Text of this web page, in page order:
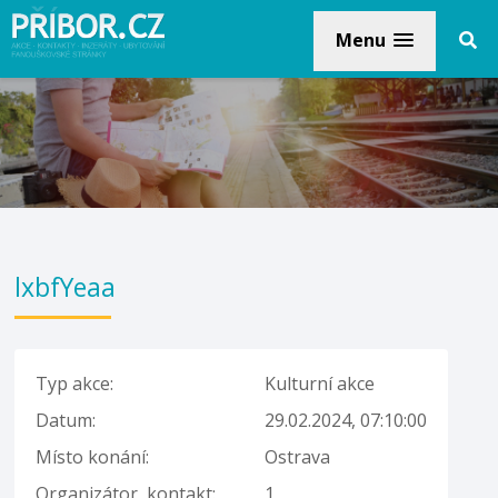
Menu
lxbfYeaa
Typ akce:
Kulturní akce
Datum:
29.02.2024, 07:10:00
Místo konání:
Ostrava